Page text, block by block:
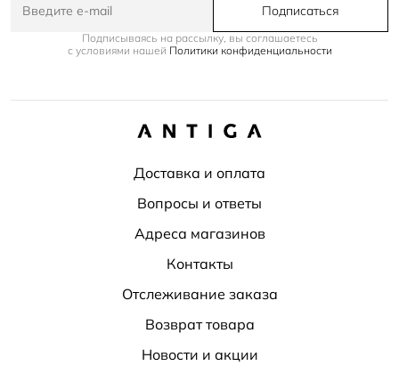
Подписаться
Подписываясь на рассылку, вы соглашаетесь
с условиями нашей Политики конфиденциальности
Доставка и оплата
Вопросы и ответы
Адреса магазинов
Контакты
Отслеживание заказа
Возврат товара
Новости и акции